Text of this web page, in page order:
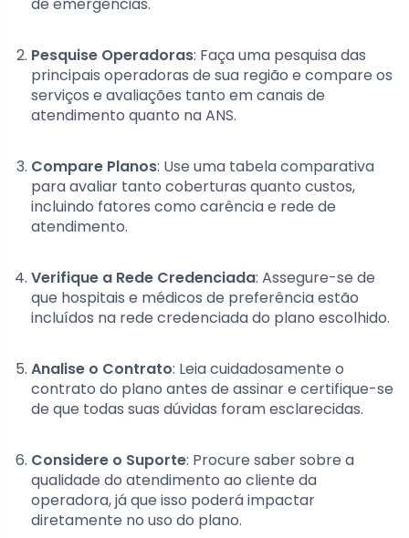
Pesquise Operadoras: Faça uma pesquisa das
principais operadoras de sua região e compare os
serviços e avaliações tanto em canais de
atendimento quanto na ANS.
Compare Planos: Use uma tabela comparativa
para avaliar tanto coberturas quanto custos,
incluindo fatores como carência e rede de
atendimento.
Verifique a Rede Credenciada: Assegure-se de
que hospitais e médicos de preferência estão
incluídos na rede credenciada do plano escolhido.
Analise o Contrato: Leia cuidadosamente o
contrato do plano antes de assinar e certifique-se
de que todas suas dúvidas foram esclarecidas.
Considere o Suporte: Procure saber sobre a
qualidade do atendimento ao cliente da
operadora, já que isso poderá impactar
diretamente no uso do plano.